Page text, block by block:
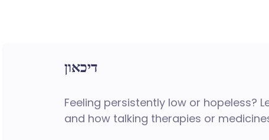
דיכאון
Feeling persistently low or hopeless?
and how talking therapies or